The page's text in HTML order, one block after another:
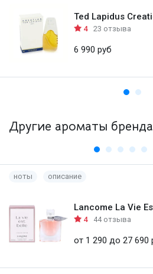
Ted Lapidus
4 23 отзыва
6 990 руб
Другие ароматы бренда
ноты описание
Lancome La Vie
4 44 отзыва
от 1 290 до 27 690